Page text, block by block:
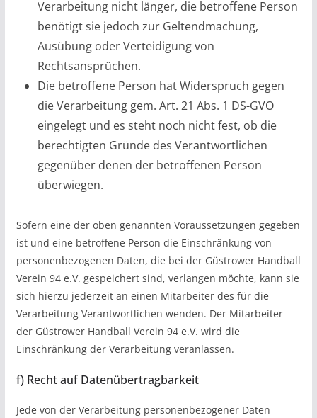
Verarbeitung nicht länger, die betroffene Person
benötigt sie jedoch zur Geltendmachung,
Ausübung oder Verteidigung von
Rechtsansprüchen.
Die betroffene Person hat Widerspruch gegen
die Verarbeitung gem. Art. 21 Abs. 1 DS-GVO
eingelegt und es steht noch nicht fest, ob die
berechtigten Gründe des Verantwortlichen
gegenüber denen der betroffenen Person
überwiegen.
Sofern eine der oben genannten Voraussetzungen gegeben
ist und eine betroffene Person die Einschränkung von
personenbezogenen Daten, die bei der Güstrower Handball
Verein 94 e.V. gespeichert sind, verlangen möchte, kann sie
sich hierzu jederzeit an einen Mitarbeiter des für die
Verarbeitung Verantwortlichen wenden. Der Mitarbeiter
der Güstrower Handball Verein 94 e.V. wird die
Einschränkung der Verarbeitung veranlassen.
f) Recht auf Datenübertragbarkeit
Jede von der Verarbeitung personenbezogener Daten